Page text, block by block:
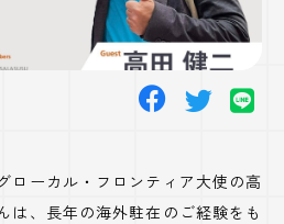
ローカル・フロンティア大使の高
は、長年の海外駐在のご経験をも